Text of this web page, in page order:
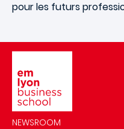
pour les futurs
NEWSROOM